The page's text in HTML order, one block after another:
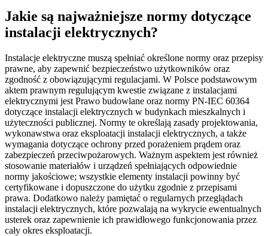
Jakie są najważniejsze normy dotyczące
instalacji elektrycznych?
Instalacje elektryczne muszą spełniać określone normy oraz przepisy
prawne, aby zapewnić bezpieczeństwo użytkowników oraz
zgodność z obowiązującymi regulacjami. W Polsce podstawowym
aktem prawnym regulującym kwestie związane z instalacjami
elektrycznymi jest Prawo budowlane oraz normy PN-IEC 60364
dotyczące instalacji elektrycznych w budynkach mieszkalnych i
użyteczności publicznej. Normy te określają zasady projektowania,
wykonawstwa oraz eksploatacji instalacji elektrycznych, a także
wymagania dotyczące ochrony przed porażeniem prądem oraz
zabezpieczeń przeciwpożarowych. Ważnym aspektem jest również
stosowanie materiałów i urządzeń spełniających odpowiednie
normy jakościowe; wszystkie elementy instalacji powinny być
certyfikowane i dopuszczone do użytku zgodnie z przepisami
prawa. Dodatkowo należy pamiętać o regularnych przeglądach
instalacji elektrycznych, które pozwalają na wykrycie ewentualnych
usterek oraz zapewnienie ich prawidłowego funkcjonowania przez
cały okres eksploatacji.